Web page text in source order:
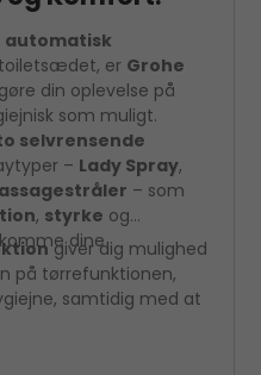
automatisk
er Grohe
din oplevelse på
som muligt.
selvrensende
– Lady Spray,
– som
, styrke og
dine
giver dig mulighed
på tørrefunktionen,
samtidig med at